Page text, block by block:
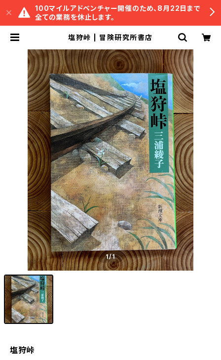
100マイルアドベンチャー開催のため、8月22日まで
全ての業務を休止します。
塩狩峠 | 冒険研究所書店
1/1
塩狩峠